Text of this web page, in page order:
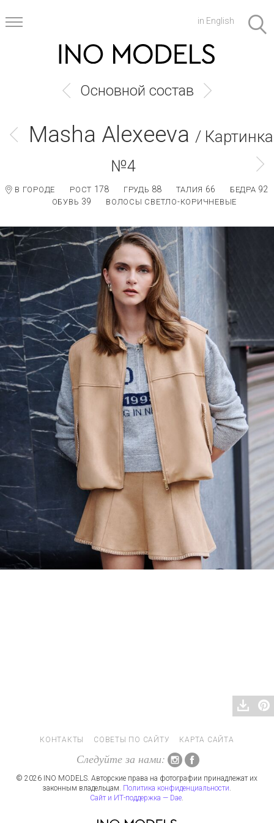
in English
Основной состав
Masha Alexeeva / Картинка
№4
В ГОРОДЕ РОСТ 178 ГРУДЬ 88 ТАЛИЯ 66 БЕДРА 92
ОБУВЬ 39 ВОЛОСЫ СВЕТЛО-КОРИЧНЕВЫЕ
КОНТАКТЫ СОВЕТЫ ПО САЙТУ КАРТА САЙТА
Следуйте за нами:
© 2026 INO MODELS. Авторские права на фотографии принадлежат их
законным владельцам. Политика конфиденциальности.
Сайт и ИТ-поддержка — Dae.